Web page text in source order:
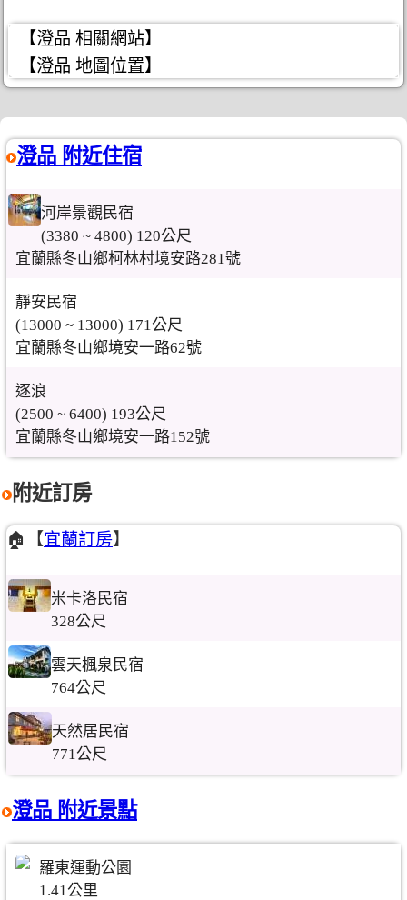
【澄品 相關網站】
【澄品 地圖位置】
澄品 附近住宿
河岸景觀民宿
(3380 ~ 4800) 120公尺
宜蘭縣冬山鄉柯林村境安路281號
靜安民宿
(13000 ~ 13000) 171公尺
宜蘭縣冬山鄉境安一路62號
逐浪
(2500 ~ 6400) 193公尺
宜蘭縣冬山鄉境安一路152號
附近訂房
🏠【宜蘭訂房】
米卡洛民宿
328公尺
雲天楓泉民宿
764公尺
天然居民宿
771公尺
澄品 附近景點
羅東運動公園
1.41公里